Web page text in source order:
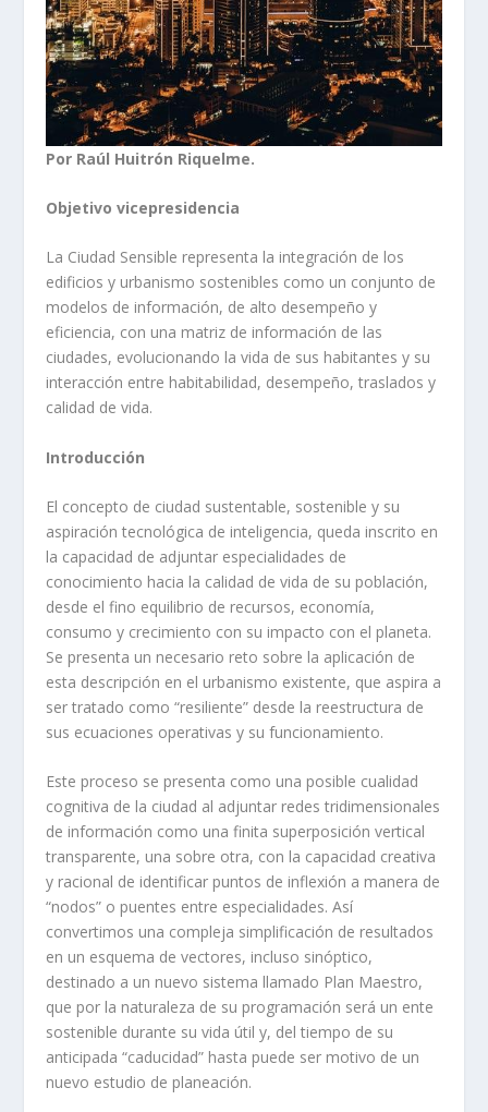
Por Raúl Huitrón Riquelme.
Objetivo vicepresidencia
La Ciudad Sensible representa la integración de los
edificios y urbanismo sostenibles como un conjunto de
modelos de información, de alto desempeño y
eficiencia, con una matriz de información de las
ciudades, evolucionando la vida de sus habitantes y su
interacción entre habitabilidad, desempeño, traslados y
calidad de vida.
Introducción
El concepto de ciudad sustentable, sostenible y su
aspiración tecnológica de inteligencia, queda inscrito en
la capacidad de adjuntar especialidades de
conocimiento hacia la calidad de vida de su población,
desde el fino equilibrio de recursos, economía,
consumo y crecimiento con su impacto con el planeta.
Se presenta un necesario reto sobre la aplicación de
esta descripción en el urbanismo existente, que aspira a
ser tratado como “resiliente” desde la reestructura de
sus ecuaciones operativas y su funcionamiento.
Este proceso se presenta como una posible cualidad
cognitiva de la ciudad al adjuntar redes tridimensionales
de información como una finita superposición vertical
transparente, una sobre otra, con la capacidad creativa
y racional de identificar puntos de inflexión a manera de
“nodos” o puentes entre especialidades. Así
convertimos una compleja simplificación de resultados
en un esquema de vectores, incluso sinóptico,
destinado a un nuevo sistema llamado Plan Maestro,
que por la naturaleza de su programación será un ente
sostenible durante su vida útil y, del tiempo de su
anticipada “caducidad” hasta puede ser motivo de un
nuevo estudio de planeación.